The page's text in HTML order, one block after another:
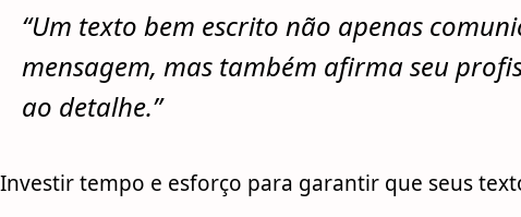
“Um texto bem escrito não apenas
mensagem, mas também afirma seu
ao detalhe.”
Investir tempo e esforço para garantir que seus